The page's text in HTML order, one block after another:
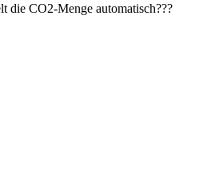
die CO2-Menge automatisch???